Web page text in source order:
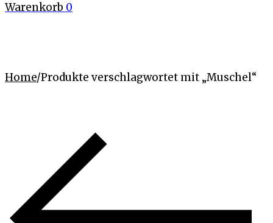
Warenkorb 0
Home/Produkte verschlagwortet mit „Muschel“